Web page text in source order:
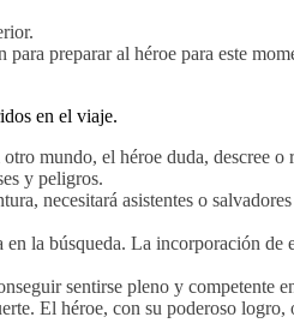
preparar al héroe para este
en el viaje.
mundo, el héroe duda, descree
y peligros.
necesitará asistentes o
la búsqueda. La incorporación
sentirse pleno y competente
El héroe, con su poderoso